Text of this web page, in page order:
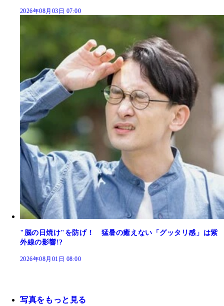
2026年08月03日 07:00
"脳の日焼け"を防げ！ 猛暑の癒えない「グッタリ感」は紫
外線の影響!?
2026年08月01日 08:00
写真をもっと見る